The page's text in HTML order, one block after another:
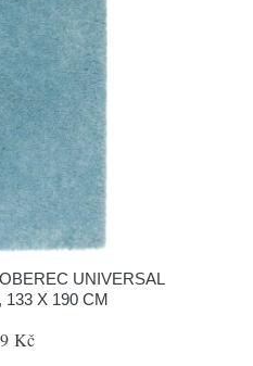
UNIVERSAL
133 X 190 CM
Kč